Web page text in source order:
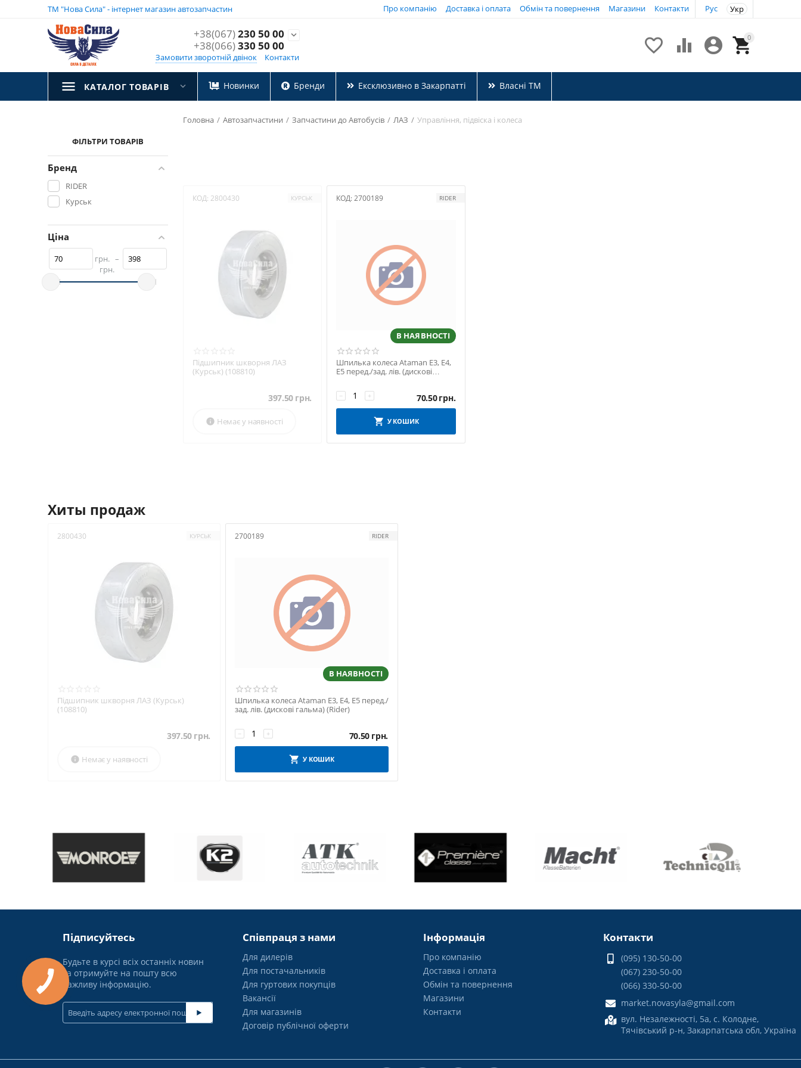
ТМ "Нова Сила" - інтернет магазин автозапчастин Рус Укр
Про компанію Доставка і оплата Обмін та повернення Магазини Контакти
+38(067)230 50 00
+38(066)330 50 00

Замовити зворотній двінок Контакти
0


 
КАТАЛОГ ТОВАРІВ Новинки Бренди Ексклюзивно в Закарпатті Власні ТМ
ФІЛЬТРИ ТОВАРІВ
Бренд
RIDER
Курськ
Ціна
грн. –
грн.
Головна / Автозапчастини / Запчастини до Автобусів / ЛАЗ / Управління, підвіска і колеса
КОД: 2800430 КУРСЬК
Підшипник шкворня ЛАЗ
(Курськ) (108810)
397.50 грн.
Немає у наявності

КОД:2700189 RIDER
В НАЯВНОСТІ
Шпилька колеса Ataman Е3, Е4,
Е5 перед./зад. лів. (дискові
+
− 70.50грн.
У КОШИК
Хиты продаж
2800430 КУРСЬК
Підшипник шкворня ЛАЗ (Курськ)
(108810)
397.50 грн.
Немає у наявності

2700189 RIDER
В НАЯВНОСТІ
Шпилька колеса Ataman Е3, Е4, Е5 перед./
зад. лів. (дискові гальма) (Rider)
+
− 70.50 грн.
У КОШИК
Підписуйтесь
Будьте в курсі всіх останніх новин
та отримуйте на пошту всю
важливу інформацію.
Співпраця з нами
Для дилерів
Для постачальників
Для гуртових покупців
Вакансії
Для магазинів
Договір публічної оферти
Інформація
Про компанію
Доставка і оплата
Обмін та повернення
Магазини
Контакти
Контакти
(095) 130-50-00
(067) 230-50-00
(066) 330-50-00
market.novasyla@gmail.com
вул. Незалежності, 5а, с. Колодне,
Тячівський р-н, Закарпатська обл, Україна